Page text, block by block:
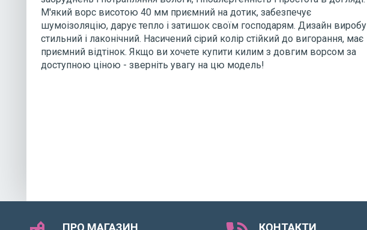
М'який ворс висотою 40 мм приємний на дотик, забезпечує
шумоізоляцію, дарує тепло і затишок своїм господарям. Дизайн виробу
стильний і лаконічний. Насичений сірий колір стійкий до вигорання, має
приємний відтінок. Якщо ви хочете купити килим з довгим ворсом за
доступною ціною - зверніть увагу на цю модель!
ПРО МАГАЗИН КОНТАКТИ